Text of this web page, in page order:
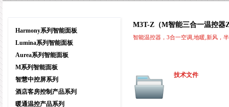
Harmony系列智能面板
Lumina系列智能面板
Aurea系列智能面板
M系列智能面板
智慧中控屏系列
酒店客房控制产品系列
暖通温控产品系列
M3T-Z（M智能三合一温控器
智能温控器，3合一空调,地暖,新风，
技术文件